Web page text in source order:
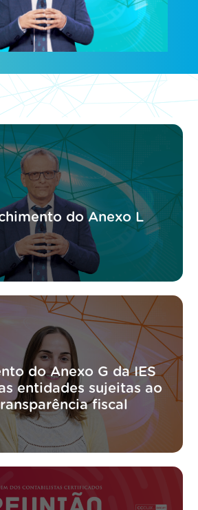
do Anexo L
do Anexo G da IES
entidades sujeitas ao
fiscal